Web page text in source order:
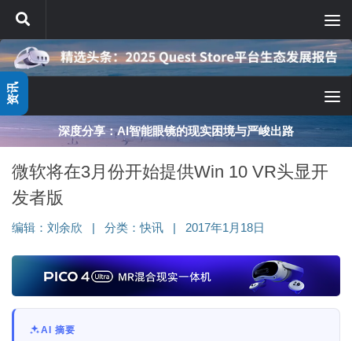
跳至内容
深度分享：AI智能眼镜的现实困境与严峻出路
微软将在3月份开始提供Win 10 VR头显开
发者版
编辑： 刘余欣 分类：快讯 2017年1月18日
AI 摘要
资讯